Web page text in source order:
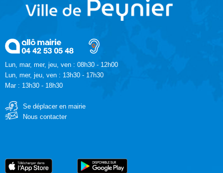
Lun, mar, mer, jeu, ven : 08h30 - 12h00
Lun, mer, jeu, ven : 13h30 - 17h30
Mar : 13h30 - 18h30
Se déplacer en mairie
Nous contacter